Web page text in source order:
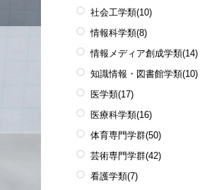
社会工学類(10)
情報科学類(8)
情報メディア創成学類(14)
知識情報・図書館学類(10)
医学類(17)
医療科学類(16)
体育専門学群(50)
芸術専門学群(42)
看護学類(7)